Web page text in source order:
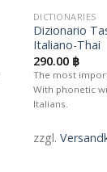
DICTIONARIES
Dizionario
Italiano-Thai
290.00 ฿
The most
With phonetic
Italians.
zzgl.